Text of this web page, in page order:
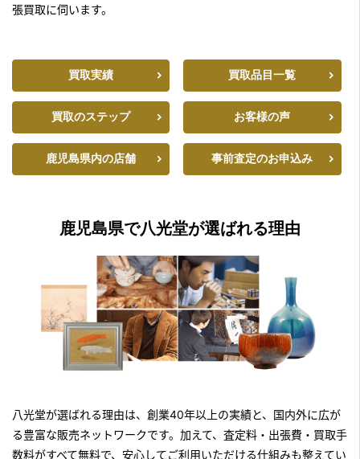
張買取に伺います。
買取実績 買取品目一覧
買取のステップ お客様の声
鹿児島県内の店舗 事前査定のお申込み
鹿児島県で八光堂が選ばれる理由
八光堂が選ばれる理由は、創業40年以上の実績と、国内外に広が
る豊富な販売ネットワークです。加えて、査定料・出張費・買取手
数料がすべて無料で、安心してご利用いただける仕組みも整えてい